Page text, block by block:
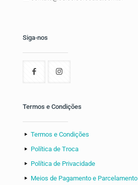
Siga-nos
Termos e Condições
Termos e Condições
Política de Troca
Política de Privacidade
Meios de Pagamento e Parcelamento